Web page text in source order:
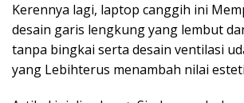
Kerennya lagi, laptop canggih ini
desain garis lengkung yang lembut
tanpa bingkai serta desain ventilasi
yang Lebihterus menambah nilai